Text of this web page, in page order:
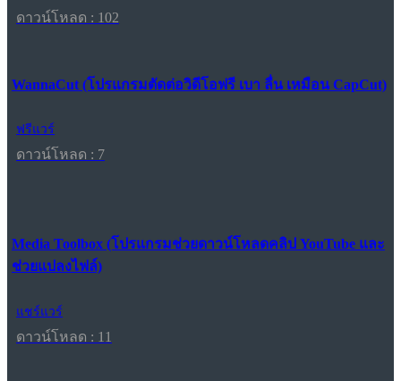
ดาวน์โหลด : 102
WannaCut (โปรแกรมตัดต่อวิดีโอฟรี เบา ลื่น เหมือน CapCut)
ฟรีแวร์
ดาวน์โหลด : 7
Media Toolbox (โปรแกรมช่วยดาวน์โหลดคลิป YouTube และ
ช่วยแปลงไฟล์)
แชร์แวร์
ดาวน์โหลด : 11